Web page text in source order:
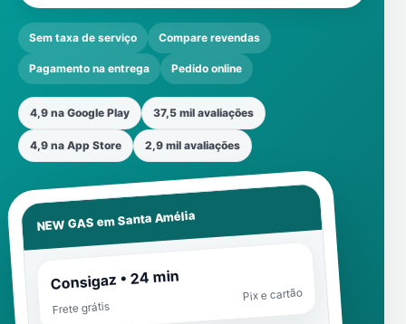
Sem taxa de serviço Compare revendas
Pagamento na entrega Pedido online
4,9 na Google Play 37,5 mil avaliações
4,9 na App Store 2,9 mil avaliações
NEW GAS emSanta Amélia
Consigaz • 24 min
Frete grátis
Pix e cartão